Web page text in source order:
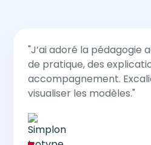
"J’ai adoré la pédagogie
de pratique, des
accompagnement.
visualiser les modèles."